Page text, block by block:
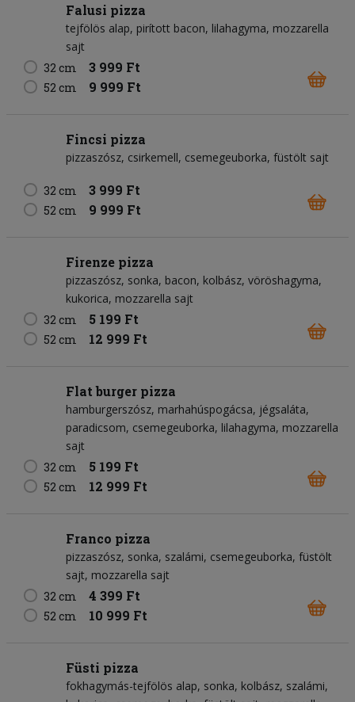
Falusi pizza
tejfölös alap pirított bacon lilahagyma mozzarella
sajt
32 cm
3 999 Ft
52 cm 9 999 Ft
Fincsi pizza
pizzaszósz csirkemell csemegeuborka füstölt sajt
32 cm 3 999 Ft
52 cm 9 999 Ft
Firenze pizza
pizzaszósz sonka bacon kolbász vöröshagyma
kukorica mozzarella sajt
32 cm
5 199 Ft
52 cm 12 999 Ft
Flat burger pizza
hamburgerszósz marhahúspogácsa jégsaláta
paradicsom csemegeuborka lilahagyma mozzarella
sajt
32 cm
5 199 Ft
52 cm 12 999 Ft
Franco pizza
pizzaszósz sonka szalámi csemegeuborka füstölt
sajt mozzarella sajt
32 cm
4 399 Ft
52 cm 10 999 Ft
Füsti pizza
fokhagymás-tejfölös alap sonka kolbász szalámi